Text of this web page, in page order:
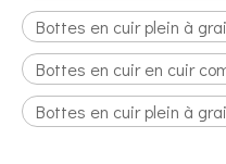
Bottes en cuir plein à
Bottes en cuir en cuir
Bottes en cuir plein à